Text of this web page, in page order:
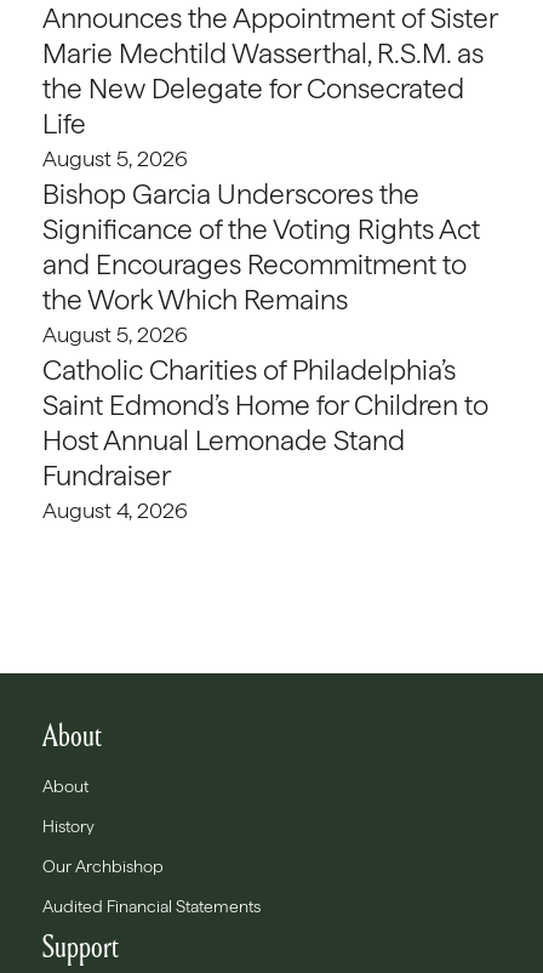
Announces the Appointment of Sister
Marie Mechtild Wasserthal, R.S.M. as
the New Delegate for Consecrated
Life
August 5, 2026
Bishop Garcia Underscores the
Significance of the Voting Rights Act
and Encourages Recommitment to
the Work Which Remains
August 5, 2026
Catholic Charities of Philadelphia’s
Saint Edmond’s Home for Children to
Host Annual Lemonade Stand
Fundraiser
August 4, 2026
About
About
History
Our Archbishop
Audited Financial Statements
Support